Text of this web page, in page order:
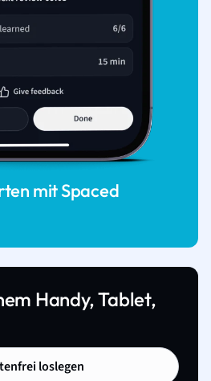
mit Spaced
Handy, Tablet,
loslegen